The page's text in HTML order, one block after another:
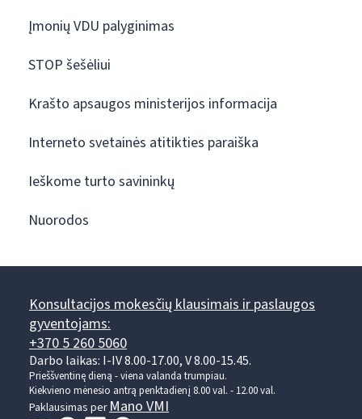
Įmonių VDU palyginimas
STOP šešėliui
Krašto apsaugos ministerijos informacija
Interneto svetainės atitikties paraiška
Ieškome turto savininkų
Nuorodos
Konsultacijos mokesčių klausimais ir paslaugos
gyventojams:
+370 5 260 5060
Darbo laikas: I-IV 8.00-17.00, V 8.00-15.45.
Prieššventinę dieną - viena valanda trumpiau.
Kiekvieno mėnesio antrą penktadienį 8.00 val. - 12.00 val.
Paklausimas perMano VMI